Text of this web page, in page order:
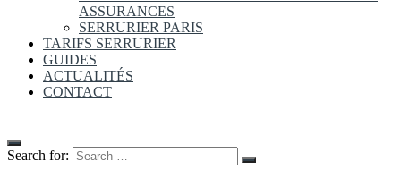
ASSURANCES
SERRURIER PARIS
TARIFS SERRURIER
GUIDES
ACTUALITÉS
CONTACT
Search for: